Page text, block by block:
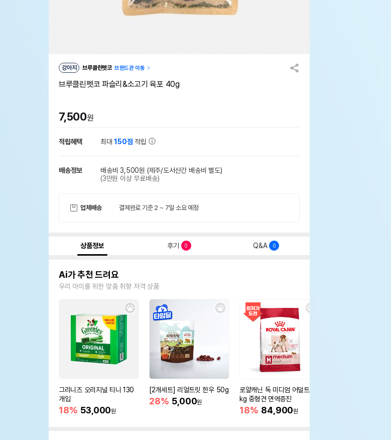
강아지 브루클린펫코 브랜드관 이동
브루클린펫코 파슬리&소고기 육포 40g
7,500원
적립혜택 최대150점 적립
배송정보 배송비 3,500원 (제주/도서산간 배송비 별도)
(3만원 이상 무료배송)
업체배송 결제완료 기준 2 ~ 7일 소요 예정
상품정보 후기 0 Q&A 0
Ai가 추천 드려요
우리 아이를 위한 맞춤 취향 저격 상품
그리니즈 오리지널 티니 130
개입
18% 53,000원
[2개세트] 리얼트릿 한우 50g
28% 5,000원
로얄캐닌 독 미디엄 어덜트 10
kg 중형견 면역증진
18% 84,900원